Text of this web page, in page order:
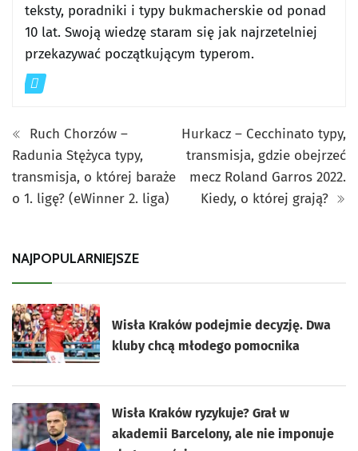
teksty, poradniki i typy bukmacherskie od ponad
10 lat. Swoją wiedzę staram się jak najrzetelniej
przekazywać początkującym typerom.
Ruch Chorzów –
Radunia Stężyca typy,
transmisja, o której baraże
o 1. ligę? (eWinner 2. liga)
Hurkacz – Cecchinato typy,
transmisja, gdzie obejrzeć
mecz Roland Garros 2022.
Kiedy, o której grają?
NAJPOPULARNIEJSZE
Wisła Kraków podejmie decyzję. Dwa
kluby chcą młodego pomocnika
Wisła Kraków ryzykuje? Grał w
akademii Barcelony, ale nie imponuje